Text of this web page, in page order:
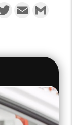
TwitterEmail